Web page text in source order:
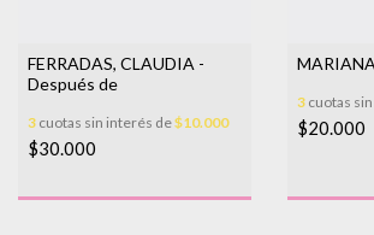
FERRADAS, CLAUDIA -
Después de
3 cuotas sin interés de$10.000
$30.000
3 cuotas
$20.000